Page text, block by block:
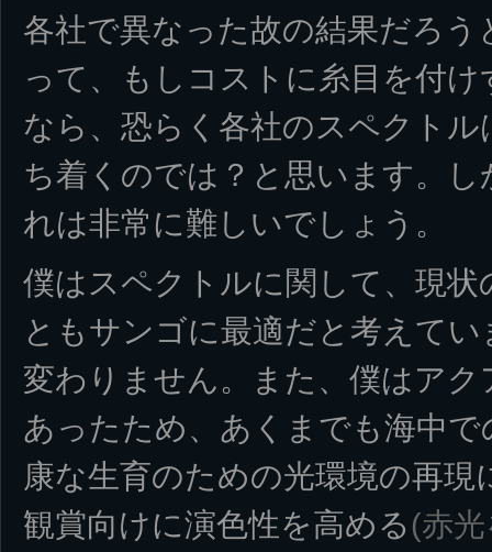
各社で異なった故の結果だろ
って、もしコストに糸目を付
なら、恐らく各社のスペクト
ち着くのでは？と思います。
れは非常に難しいでしょう。
僕はスペクトルに関して、現
ともサンゴに最適だと考えて
変わりません。また、僕はア
あったため、あくまでも海中
康な生育のための光環境の再
観賞向けに演色性を高める (赤